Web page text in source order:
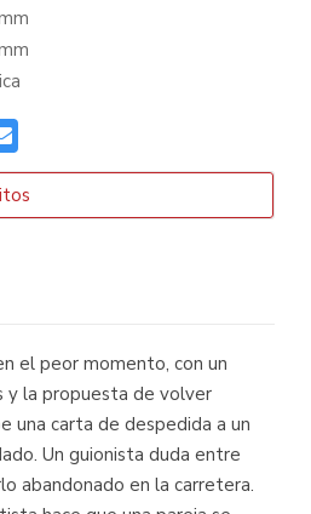
el peor momento, con un
y la propuesta de volver
una carta de despedida a un
Un guionista duda entre
abandonado en la carretera.